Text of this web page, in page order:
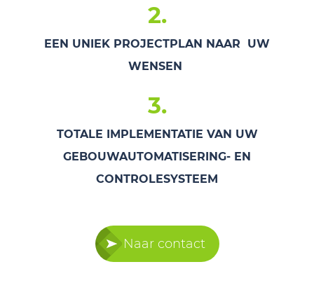
2.
EEN UNIEK PROJECTPLAN NAAR UW
WENSEN
3.
TOTALE IMPLEMENTATIE VAN UW
GEBOUWAUTOMATISERING- EN
CONTROLESYSTEEM
Naar contact